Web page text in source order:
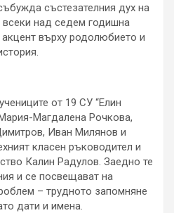
състезателния дух на
над седем годишна
акцент върху родолюбието и
от 19 СУ “Елин
Магдалена Рочкова,
Иван Милянов и
класен ръководител и
Калин Радулов. Заедно те
и се посвещават на
– трудното запомняне
дати и имена.